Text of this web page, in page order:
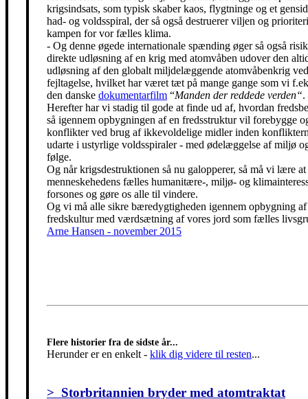
krigsindsats, som typisk skaber kaos, flygtninge og et
had- og voldsspiral, der så også destruerer viljen og
kampen for vor fælles klima.
- Og denne øgede internationale spænding øger så også
direkte udløsning af en krig med atomvåben udover den
udløsning af den globalt miljdelæggende atomvåbenkrig
fejltagelse, hvilket har været tæt på mange gange som vi
den danske dokumentarfilm “Manden der reddede verden“.
Herefter har vi stadig til gode at finde ud af, hvordan
så igennem opbygningen af en fredsstruktur vil forebygge
konflikter ved brug af ikkevoldelige midler inden
udarte i ustyrlige voldsspiraler - med ødelæggelse af miljø
følge.
Og når krigsdestruktionen så nu galopperer, så må vi lære
menneskehedens fælles humanitære-, miljø- og
forsones og gøre os alle til vindere.
Og vi må alle sikre bæredygtigheden igennem opbygning af
fredskultur med værdsætning af vores jord som fælles
Arne Hansen - november 2015
Flere historier fra de sidste år...
Herunder er en enkelt - klik dig videre til resten...
> Storbritannien bryder med atomtraktat